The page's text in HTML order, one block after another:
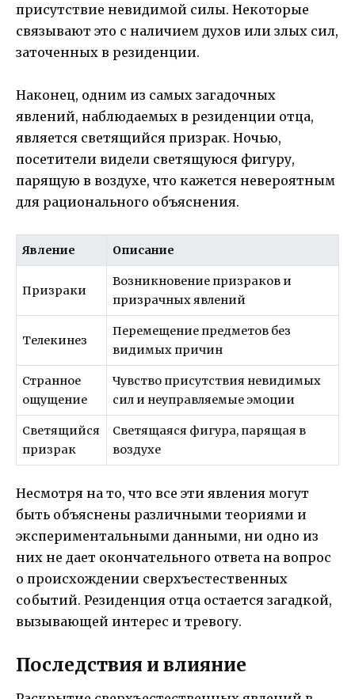
присутствие невидимой силы. Некоторые
связывают это с наличием духов или злых сил,
заточенных в резиденции.
Наконец, одним из самых загадочных
явлений, наблюдаемых в резиденции отца,
является светящийся призрак. Ночью,
посетители видели светящуюся фигуру,
парящую в воздухе, что кажется невероятным
для рационального объяснения.
Явление Описание
Призраки
Возникновение призраков и
призрачных явлений
Телекинез
Перемещение предметов без
видимых причин
Странное
ощущение
Чувство присутствия невидимых
сил и неуправляемые эмоции
Светящийся
призрак
Светящаяся фигура, парящая в
воздухе
Несмотря на то, что все эти явления могут
быть объяснены различными теориями и
экспериментальными данными, ни одно из
них не дает окончательного ответа на вопрос
о происхождении сверхъестественных
событий. Резиденция отца остается загадкой,
вызывающей интерес и тревогу.
Последствия и влияние